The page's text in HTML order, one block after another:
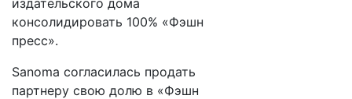
издательского дома
консолидировать 100% «Фэшн
пресс».​
Sanoma согласилась продать
партнеру свою долю в «Фэшн